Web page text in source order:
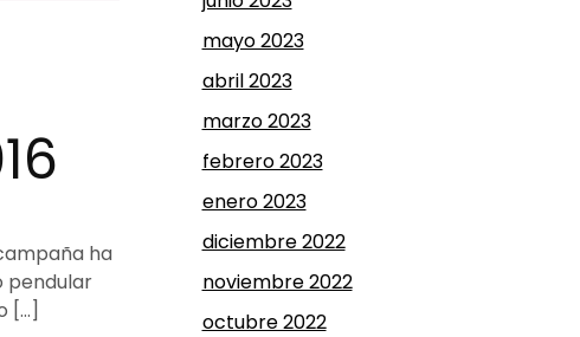
ha
pendular
[…]
mayo 2023
abril 2023
marzo 2023
febrero 2023
enero 2023
diciembre 2022
noviembre 2022
octubre 2022